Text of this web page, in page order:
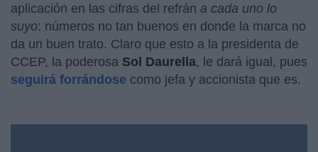
aplicación en las cifras del refrán a cada uno lo
suyo: números no tan buenos en donde la marca no
da un buen trato. Claro que esto a la presidenta de
CCEP, la poderosa Sol Daurella, le dará igual, pues
seguirá forrándose como jefa y accionista que es.